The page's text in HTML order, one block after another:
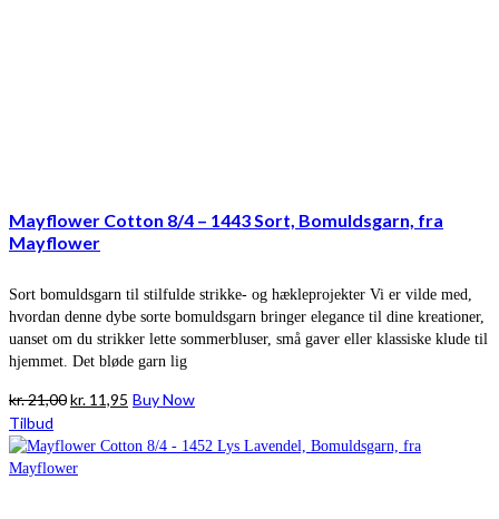
Mayflower Cotton 8/4 – 1443 Sort, Bomuldsgarn, fra
Mayflower
Sort bomuldsgarn til stilfulde strikke- og hækleprojekter Vi er vilde med,
hvordan denne dybe sorte bomuldsgarn bringer elegance til dine kreationer,
uanset om du strikker lette sommerbluser, små gaver eller klassiske klude til
hjemmet. Det bløde garn lig
kr.21,00Den
pris
var:
kr. 11,95 Den
pris
Buy Now
Tilbud